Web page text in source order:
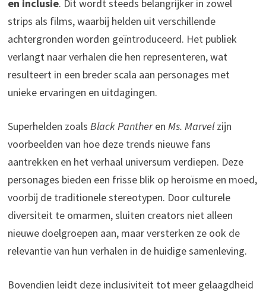
en inclusie. Dit wordt steeds belangrijker in zowel
strips als films, waarbij helden uit verschillende
achtergronden worden geïntroduceerd. Het publiek
verlangt naar verhalen die hen representeren, wat
resulteert in een breder scala aan personages met
unieke ervaringen en uitdagingen.
Superhelden zoals Black Pantheren Ms. Marvelzijn
voorbeelden van hoe deze trends nieuwe fans
aantrekken en het verhaal universum verdiepen. Deze
personages bieden een frisse blik op heroïsme en moed,
voorbij de traditionele stereotypen. Door culturele
diversiteit te omarmen, sluiten creators niet alleen
nieuwe doelgroepen aan, maar versterken ze ook de
relevantie van hun verhalen in de huidige samenleving.
Bovendien leidt deze inclusiviteit tot meer gelaagdheid